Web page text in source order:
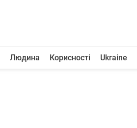
Людина Корисності Ukraine